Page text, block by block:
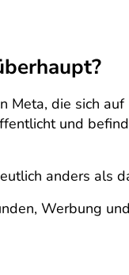
Meta, die sich
und
anders als
Werbung